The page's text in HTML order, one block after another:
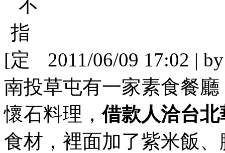
[
2011/06/09 17:02 |
南投草屯有一家素食餐
懷石料理，借款人洽台北
食材，裡面加了紫米飯